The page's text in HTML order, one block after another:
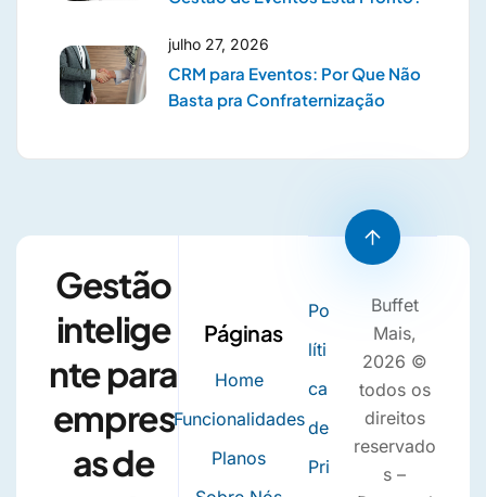
julho 27, 2026
CRM para Eventos: Por Que Não
Basta pra Confraternização
Gestão
intelige
nte para
empres
as de
Páginas
Home
Funcionalidades
Planos
Po
líti
ca
de
Pri
Buffet
Mais,
2026 ©
todos os
direitos
reservado
s –